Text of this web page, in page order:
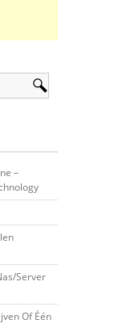
–
server
Of Één